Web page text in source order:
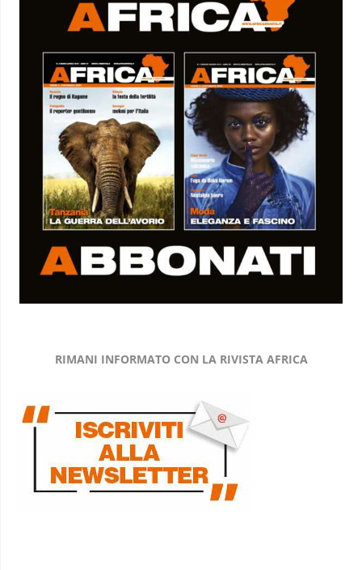
RIMANI INFORMATO CON LA RIVISTA AFRICA